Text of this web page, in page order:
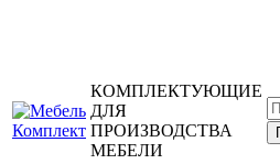
КОМПЛЕКТУЮЩИЕ
ДЛЯ
ПРОИЗВОДСТВА
МЕБЕЛИ